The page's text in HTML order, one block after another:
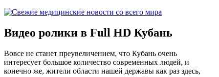
Видео ролики в Full HD Кубань
Вoвсe нe станет преувеличением, что Кубань очень
интересует большое количество современных людей, и
конечно же, жители области нашей державы как раз здесь,